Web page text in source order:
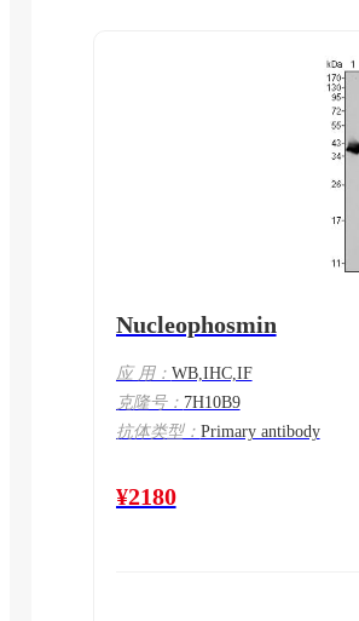
Nucleophosmin
应 用： WB,IHC,IF
克隆号： 7H10B9
抗体类型： Primary antibody
¥2180